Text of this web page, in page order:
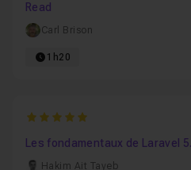
Read
Carl Brison
1h20
5
Les fondamentaux de Laravel
Hakim Ait Tayeb